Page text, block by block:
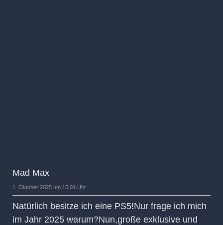
Mad Max
1. Oktober 2025 um 15:01 Uhr
Natürlich besitze ich eine PS5!Nur frage ich mich
im Jahr 2025 warum?Nun,große exklusive und